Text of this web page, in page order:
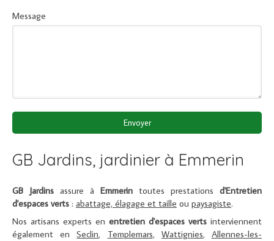
Message
Envoyer
GB Jardins, jardinier à Emmerin
GB Jardins assure à Emmerin toutes prestations d'Entretien
d'espaces verts : abattage, élagage et taille ou paysagiste.
Nos artisans experts en entretien d'espaces verts interviennent
également enSeclin, Templemars, Wattignies,Allennes-les-